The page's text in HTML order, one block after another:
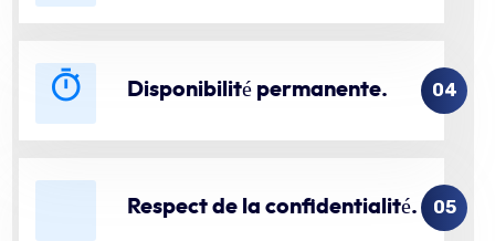
Disponibilité permanente. 04
Respect de la confidentialité. 05